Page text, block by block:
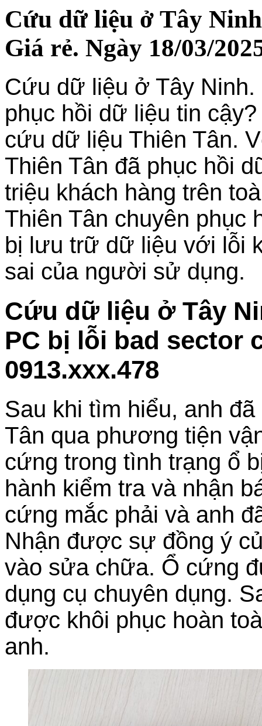
Cứu dữ liệu ở Tây
Giá rẻ. Ngày 18/03/
Cứu dữ liệu ở Tây
phục hồi dữ liệu tin
cứu dữ liệu Thiên Tân.
Thiên Tân đã phục hồi
triệu khách hàng trên
Thiên Tân chuyên phục
bị lưu trữ dữ liệu với lỗi
sai của người sử dụng.
Cứu dữ liệu ở Tây
PC bị lỗi bad sector
0913.xxx.478
Sau khi tìm hiểu, anh
Tân qua phương tiện
cứng trong tình trạng ổ
hành kiểm tra và nhận
cứng mắc phải và anh
Nhận được sự đồng ý
vào sửa chữa. Ổ cứng
dụng cụ chuyên dụng.
được khôi phục hoàn
anh.